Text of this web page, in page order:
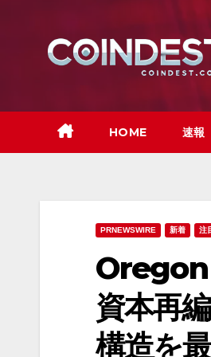
HOME 速報
PRNEWSWIRE 新着 注
Oregon
資本再
構造を